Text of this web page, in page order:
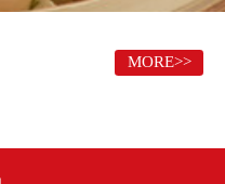
MORE>>